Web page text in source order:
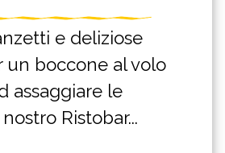
e deliziose
un boccone al volo
assaggiare le
Ristobar...